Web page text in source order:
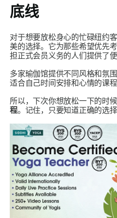
底线
对于想要放松身心的忙碌纽约
美的选择。它为那些希望优先
担正式会员义务的人们提供了
多家瑜伽馆提供不同风格和氛
适合自己时间安排和心情的课
所以，下次你想放松一下的时
程。记住，只要知道正确的选择